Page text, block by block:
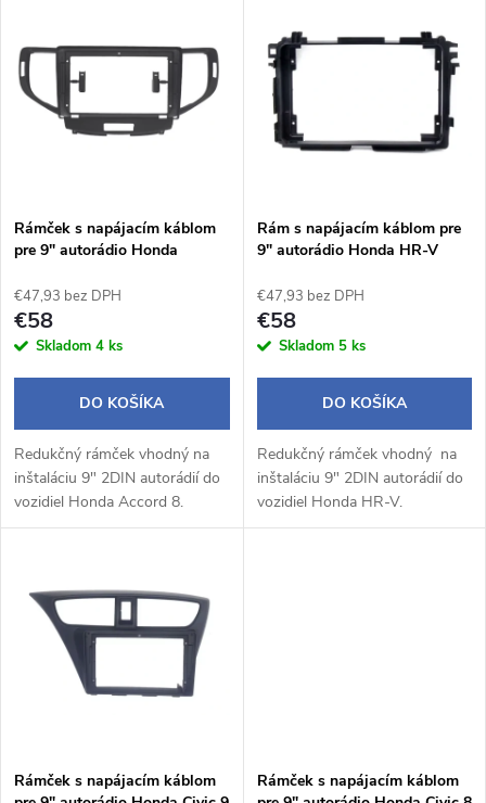
e
e
p
r
d
u
Abecedne
ý
p
s
p
r
o
d
u
k
Rámček s napájacím káblom
pre 9" autorádio Honda
€47,93 bez DPH
€58
Skladom 4 ks
DO KOŠÍKA
Redukčný rámček vhodný na
inštaláciu 9" 2DIN autorádií do
vozidiel Honda Accord 8.
Rám s napájacím káblom pre
9" autorádio Honda HR-V
€47,93 bez DPH
€58
Skladom 5 ks
DO KOŠÍKA
Redukčný rámček vhodný na
inštaláciu 9" 2DIN autorádií do
vozidiel Honda HR-V.
Rámček s napájacím káblom
Rámček s napájacím káblom